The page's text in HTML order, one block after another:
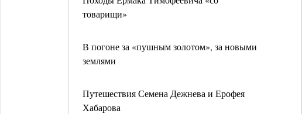
товарищи»
В погоне за «пушным золотом», за новыми
землями
Путешествия Семена Дежнева и Ерофея
Хабарова